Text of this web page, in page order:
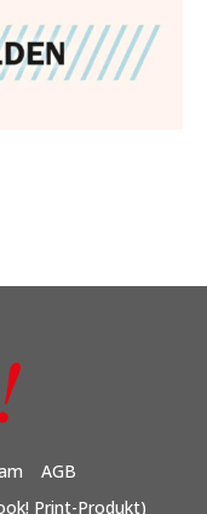
AGB
Print-Produkt)